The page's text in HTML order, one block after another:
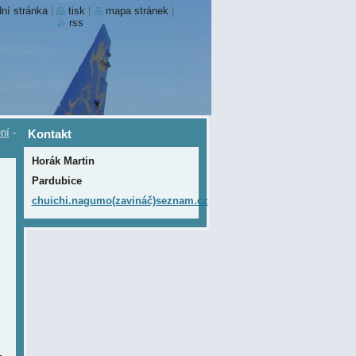
-
Kontakt
Horák Martin
Pardubice
chuichi.nagumo(zavináč)seznam.cz
stránka tisk mapa stránek
rss